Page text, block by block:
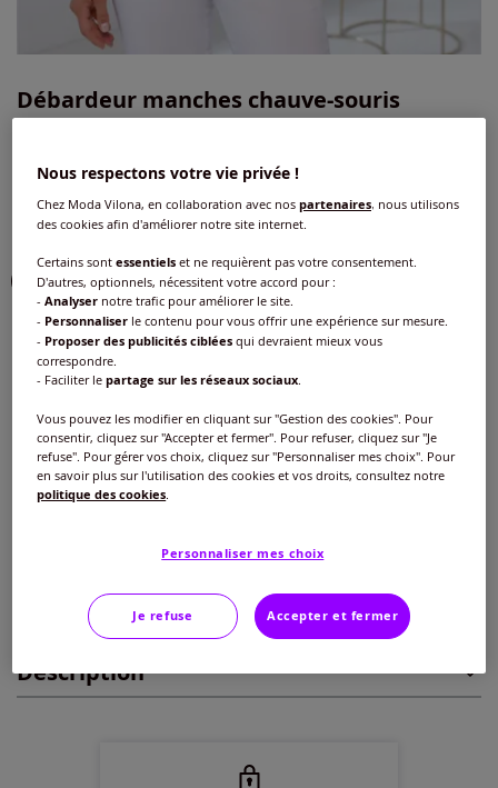
Débardeur manches chauve-souris
Réf : 547.893.021 4.1 /
Taille :
Veuillez sélectionner une taille
40 -En stock
42 -Disponible dans 3 semaines
Disponible dans 3 semaines
En stock
48 -En stock
Guide des tailles
23€
Caractéristiques
Description
Nous respectons votre vie privée !
Chez Moda Vilona, en collaboration avec nospartenaires, nous utilisons
des cookies afin d'améliorer notre site internet.
Certains sontessentiels et ne requièrent pas votre consentement.
D'autres, optionnels, nécessitent votre accord pour :
-Analyser notre trafic pour améliorer le site.
- Personnaliser le contenu pour vous offrir une expérience sur mesure.
- Proposer des publicités ciblées qui devraient mieux vous
correspondre.
- Faciliter lepartage sur les réseaux sociaux.
Vous pouvez les modifier en cliquant sur "Gestion des cookies". Pour
consentir, cliquez sur "Accepter et fermer". Pour refuser, cliquez sur "Je
refuse". Pour gérer vos choix, cliquez sur "Personnaliser mes choix". Pour
en savoir plus sur l'utilisation des cookies et vos droits, consultez notre
politique des cookies.
Personnaliser mes choix
Je refuse Accepter et fermer